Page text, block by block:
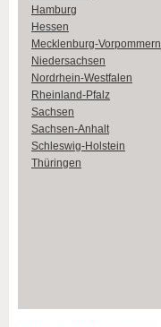
Hamburg
Hessen
Mecklenburg-Vorpommern
Niedersachsen
Nordrhein-Westfalen
Rheinland-Pfalz
Sachsen
Sachsen-Anhalt
Schleswig-Holstein
Thüringen